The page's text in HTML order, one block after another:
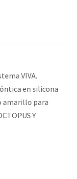
VIVA.
en silicona
amarillo para
Y